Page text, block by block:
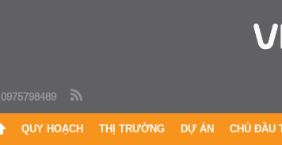
0975798489
QUY HOẠCH THỊ TRƯỜNG DỰ ÁN CHỦ ĐẦU